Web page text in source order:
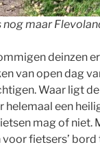
nog maar
deinzen
van open dag
Waar ligt
een
mag of niet.
fietsers’